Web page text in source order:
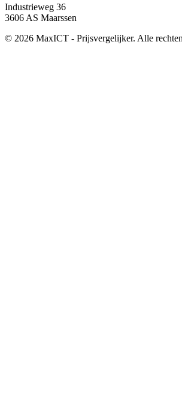
Industrieweg 36
3606 AS Maarssen
© 2026 MaxICT - Prijsvergelijker. Alle